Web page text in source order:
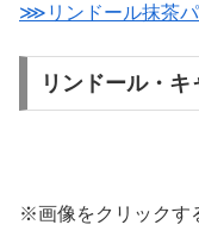
⋙リンドール抹茶パ
リンドール・
※画像をクリックす